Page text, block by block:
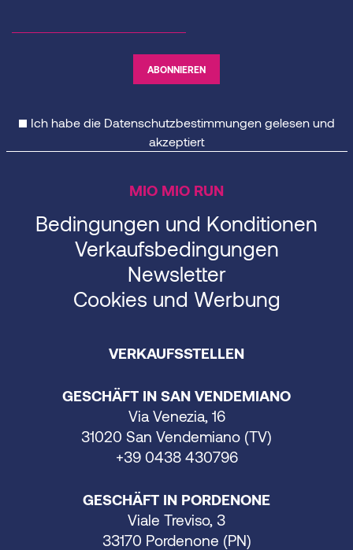
Ich habe die Datenschutzbestimmungengelesen und
akzeptiert
MIO MIO RUN
Bedingungen und Konditionen
Verkaufsbedingungen
Newsletter
Cookies und Werbung
VERKAUFSSTELLEN
GESCHÄFT IN SAN VENDEMIANO
Via Venezia, 16
31020 San Vendemiano (TV)
+39 0438 430796
GESCHÄFT IN PORDENONE
Viale Treviso, 3
33170 Pordenone (PN)